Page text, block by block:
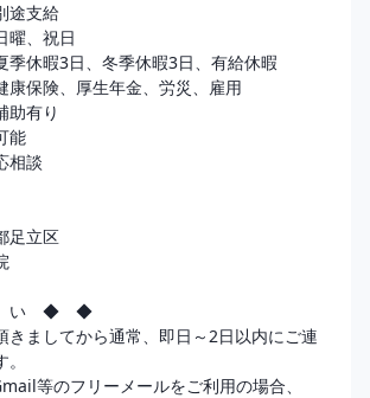
途支給
曜、祝日
休暇3日、冬季休暇3日、有給休暇
保険、厚生年金、労災、雇用
助有り
能
相談
足立区
い　◆　◆
きましてから通常、即日～2日以内にご連
等のフリーメールをご利用の場合、